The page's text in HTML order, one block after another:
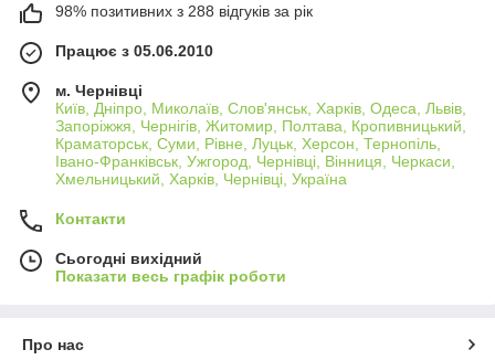
98% позитивних з 288 відгуків за рік
Працює з 05.06.2010
м. Чернівці
Київ, Дніпро, Миколаїв, Слов'янськ, Харків, Одеса, Львів,
Запоріжжя, Чернігів, Житомир, Полтава, Кропивницький,
Краматорськ, Суми, Рівне, Луцьк, Херсон, Тернопіль,
Івано-Франківськ, Ужгород, Чернівці, Вінниця, Черкаси,
Хмельницький, Харків, Чернівці, Україна
Контакти
Сьогодні вихідний
Показати весь графік роботи
Про нас